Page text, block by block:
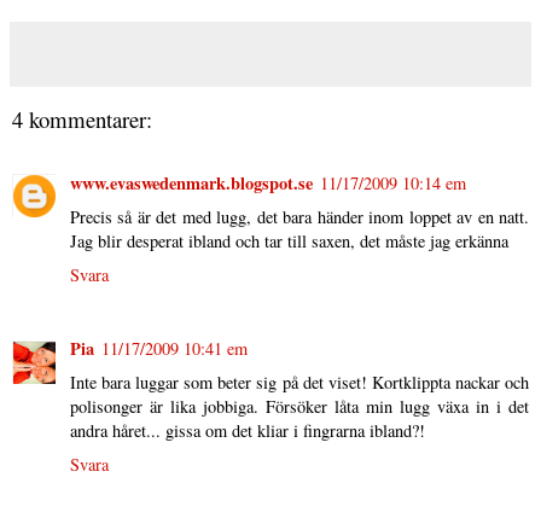
4 kommentarer:
www.evaswedenmark.blogspot.se 11/17/2009 10:14 em
Precis så är det med lugg, det bara händer inom loppet av en natt.
Jag blir desperat ibland och tar till saxen, det måste jag erkänna
Svara
Pia 11/17/2009 10:41 em
Inte bara luggar som beter sig på det viset! Kortklippta nackar och
polisonger är lika jobbiga. Försöker låta min lugg växa in i det
andra håret... gissa om det kliar i fingrarna ibland?!
Svara